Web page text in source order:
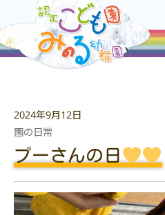
2024年9月12日
園の日常
プーさんの日